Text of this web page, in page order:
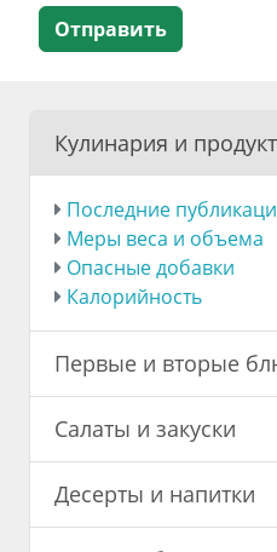
Отправить
Кулинария и
Последние
Меры веса и объема
Опасные добавки
Калорийность
Первые и вторые
Салаты и закуски
Десерты и напитки